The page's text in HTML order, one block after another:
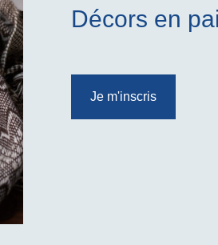
Décors en
Je m'inscris